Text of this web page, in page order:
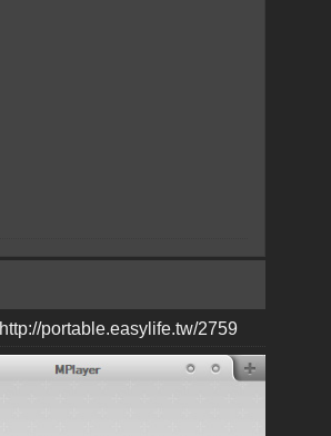
http://portable.easylife.tw/2759